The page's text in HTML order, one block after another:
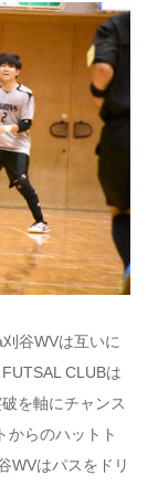
谷WVは互いに
CLUBは
を軸にチャンス
からのハットト
WVはパスをドリ